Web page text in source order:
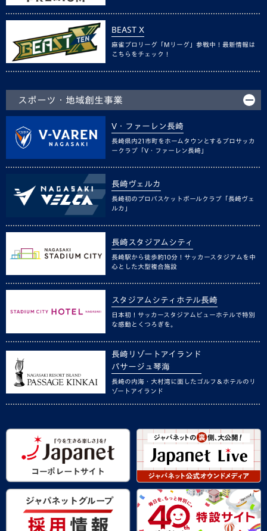
BEAST X
麻雀プロリーグ「Mリーグ」参戦中！最新情報は
こちらをチェック！
スポーツ・地域創生事業
V・ファーレン長崎
長崎県内21市町をホームタウンとするプロサッカ
ークラブ「V・ファーレン長崎」
長崎ヴェルカ
長崎初のプロバスケットボールクラブ「長崎ヴェ
ルカ」
長崎スタジアムシティ
長崎駅から徒歩約10分！サッカースタジアムを中
心とした大型複合施設
スタジアムシティホテル長崎
日本初！サッカースタジアムビューホテルで特別
な感動とくつろぎを。
長崎リゾートアイランド
パサージュ琴海
長崎の内海・大村湾に面したゴルフ＆ホテルのリ
ゾートアイランド